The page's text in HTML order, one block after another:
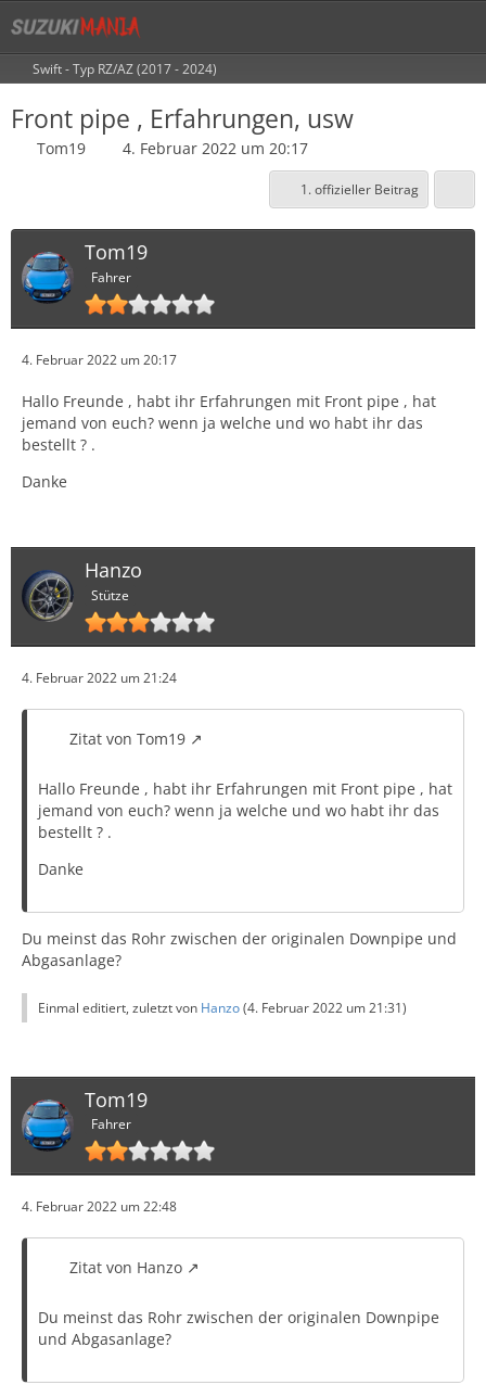
Swift - Typ RZ/AZ (2017 - 2024)
Front pipe , Erfahrungen, usw
Tom19 4. Februar 2022 um 20:17
1. offizieller Beitrag
Tom19
Fahrer
4. Februar 2022 um 20:17
Hallo Freunde , habt ihr Erfahrungen mit Front pipe , hat
jemand von euch? wenn ja welche und wo habt ihr das
bestellt ? .
Danke
Hanzo
Stütze
4. Februar 2022 um 21:24
Zitat von Tom19
Hallo Freunde , habt ihr Erfahrungen mit Front pipe , hat
jemand von euch? wenn ja welche und wo habt ihr das
bestellt ? .
Danke
Du meinst das Rohr zwischen der originalen Downpipe und
Abgasanlage?
Einmal editiert, zuletzt von Hanzo(4. Februar 2022 um 21:31)
Tom19
Fahrer
4. Februar 2022 um 22:48
Zitat von Hanzo
Du meinst das Rohr zwischen der originalen Downpipe
und Abgasanlage?